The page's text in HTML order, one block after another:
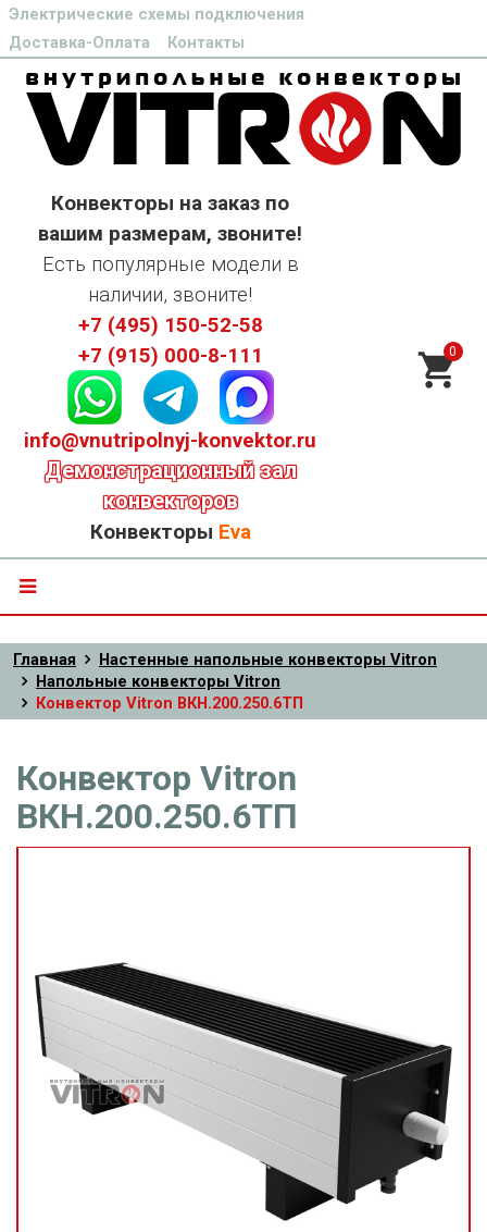
Электрические схемы подключения
Доставка-Оплата
Контакты
Конвекторы на заказ по
вашим размерам, звоните!
Есть популярные модели в
наличии, звоните!
+7 (495) 150-52-58
+7 (915) 000-8-111
info@vnutripolnyj-konvektor.ru
Демонстрационный зал
конвекторов
Конвекторы Eva
0
Главная
Настенные напольные конвекторы Vitron
Напольные конвекторы Vitron
Конвектор Vitron ВКН.200.250.6ТП
Конвектор Vitron
ВКН.200.250.6ТП